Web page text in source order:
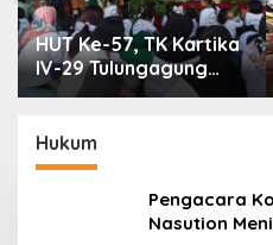
HUT Ke-57, TK Kartika
IV-29 Tulungagung
Perkuat Pendidikan
Hukum
Pengacara
Nasution